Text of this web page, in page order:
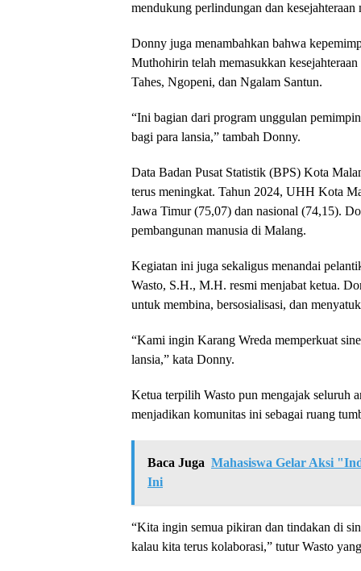
mendukung perlindungan dan kesejahteraan
Donny juga menambahkan bahwa
Muthohirin telah memasukkan
Tahes, Ngopeni, dan Ngalam Santun.
“Ini bagian dari program unggulan
bagi para lansia,” tambah Donny.
Data Badan Pusat Statistik (BPS) Kota
terus meningkat. Tahun 2024, UHH Kota
Jawa Timur (75,07) dan nasional (74,15).
pembangunan manusia di Malang.
Kegiatan ini juga sekaligus menandai
Wasto, S.H., M.H. resmi menjabat ketua.
untuk membina, bersosialisasi, dan
“Kami ingin Karang Wreda memperkuat
lansia,” kata Donny.
Ketua terpilih Wasto pun mengajak seluruh
menjadikan komunitas ini sebagai ruang
Baca Juga Mahasiswa Gelar Aksi
Ini
“Kita ingin semua pikiran dan tindakan di
kalau kita terus kolaborasi,” tutur Wasto